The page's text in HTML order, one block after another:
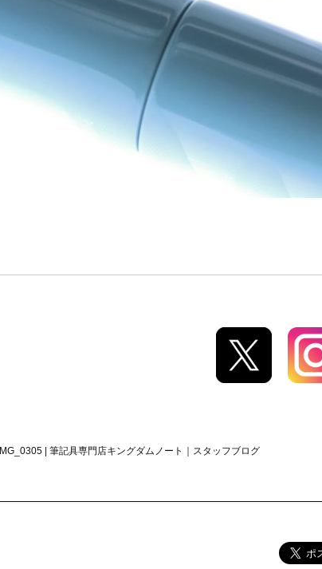
IMG_0305 | 筆記具専門店キングダムノート｜スタッフブログ